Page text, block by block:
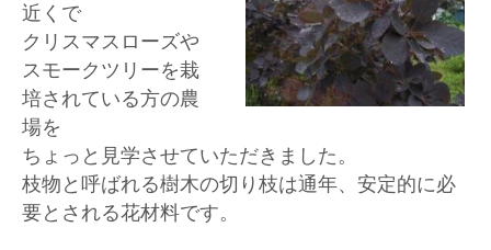
近くで
クリスマスローズや
スモークツリーを栽
培されている方の農
場を
ちょっと見学させていただきました。
枝物と呼ばれる樹木の切り枝は通年、安定的に必
要とされる花材料です。